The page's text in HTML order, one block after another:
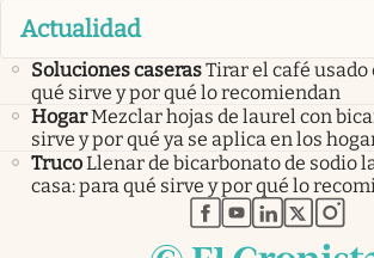
Actualidad
Soluciones caserasTirar el café
qué sirve y por qué lo recomiendan
HogarMezclar hojas de laurel con
sirve y por qué ya se aplica en los
TrucoLlenar de bicarbonato de sodio
casa: para qué sirve y por qué lo
abre en nueva
abre en nueva
abre en
abre